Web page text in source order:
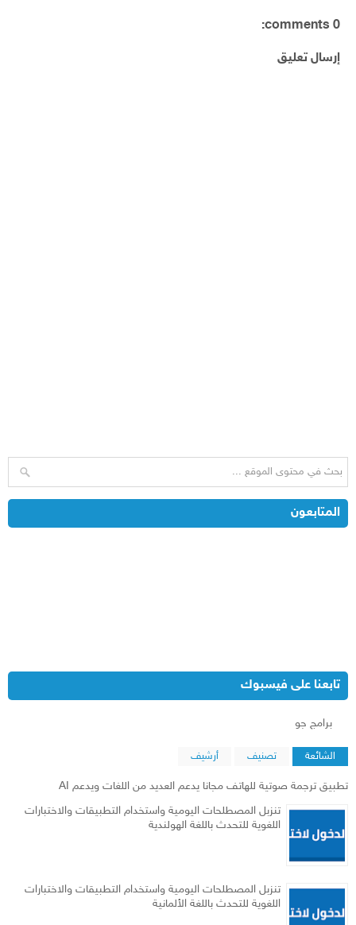
0 comments:
إرسال تعليق
المتابعون
تابعنا على فيسبوك
‏برامج جو‏
الشائعة تصنيف أرشيف
تطبيق ترجمة صوتية للهاتف مجانا يدعم العديد من اللغات ويدعم AI
تنزبل المصطلحات اليومية واستخدام التطبيقات والاختبارات
اللغوية للتحدث باللغة الهولندية
تنزبل المصطلحات اليومية واستخدام التطبيقات والاختبارات
اللغوية للتحدث باللغة الألمانية